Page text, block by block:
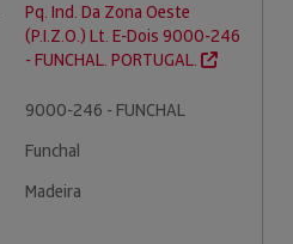
Pq. Ind. Da Zona Oeste
(P.I.Z.O.) Lt. E-Dois 9000-246
- FUNCHAL. PORTUGAL.
9000-246 - FUNCHAL
Funchal
Madeira